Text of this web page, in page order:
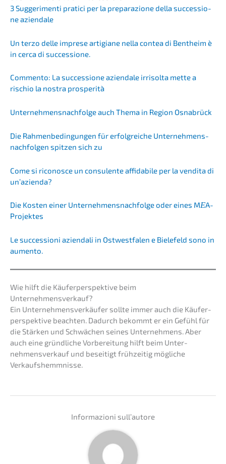
3 Sugge­ri­men­ti prati­ci per la prepa­ra­zio­ne della succes­sio­
ne aziendale
Un terzo delle impre­se artigia­ne nella contea di Bentheim è
in cerca di successione.
Commen­to: La succes­sio­ne aziend­a­le irrisol­ta mette a
rischio la nostra prosperità
Unternehmens­nachfolge auch Thema in Region Osnabrück
Die Rahmen­be­din­gun­gen für erfolg­rei­che Unter­neh­mens­
nach­fol­gen spitzen sich zu
Come si ricono­sce un consu­len­te affida­bile per la vendita di
un’azienda?
Die Kosten einer Unternehmens­nachfolge oder eines MEA-
Projek­tes
Le succes­sio­ni aziend­a­li in Ostwest­fa­len e Biele­feld sono in
aumento.
Wie hilft die Käufer­per­spek­ti­ve beim
Unternehmensverkauf?
Ein Unter­neh­mens­ver­käu­fer sollte immer auch die Käufer­
per­spek­ti­ve beach­ten. Dadurch bekommt er ein Gefühl für
die Stärken und Schwä­chen seines Unter­neh­mens. Aber
auch eine gründ­li­che Vorbe­rei­tung hilft beim Unter­
nehmens­verkauf und besei­tigt frühzei­tig mögli­che
Verkaufshemmnisse.
Infor­ma­zio­ni sull’autore